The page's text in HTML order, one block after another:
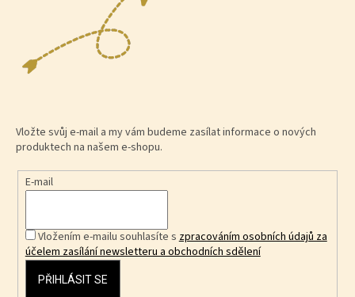
Vložte svůj e-mail a my vám budeme zasílat informace o nových
produktech na našem e-shopu.
E-mail
Vložením e-mailu souhlasíte s zpracováním osobních údajů za
účelem zasílání newsletteru a obchodních sdělení
PŘIHLÁSIT SE